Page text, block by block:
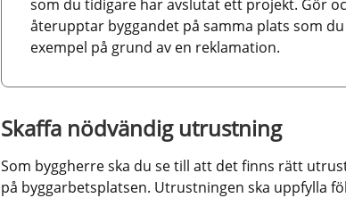
som du tidigare har avslutat ett projekt. Gör
återupptar byggandet på samma plats som
exempel på grund av en reklamation.
Skaffa nödvändig utrustning
Som byggherre ska du se till att det finns rätt
på byggarbetsplatsen. Utrustningen ska uppfylla